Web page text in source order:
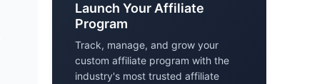
Launch Your Affiliate
Program
Track, manage, and grow your
custom affiliate program with the
industry's most trusted affiliate